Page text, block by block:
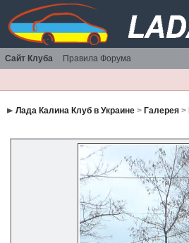
Сайт Клуба Правила Форума
Лада Калина Клуб в Украине> Галерея>